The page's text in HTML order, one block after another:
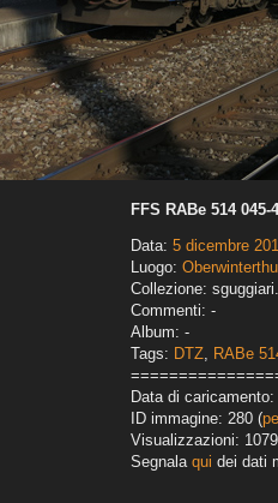
FFS RABe 514 045-
Data: 5 dicembre
Luogo:
Collezione:
Commenti: -
Album: -
Tags: DTZ, RABe
Data di caricamento:
ID immagine: 280 (
Visualizzazioni: 1079
Segnala qui dei dati